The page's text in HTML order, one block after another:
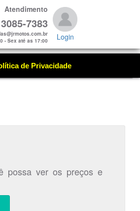
Atendimento
7383
- Sex até as 17:00
Login
de Privacidade
possa ver os preços e